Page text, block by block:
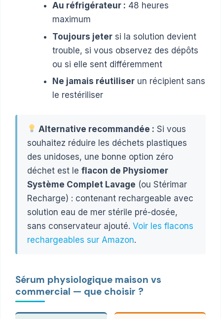
Au réfrigérateur : 48 heures
maximum
Toujours jeter si la solution devient
trouble, si vous observez des dépôts
ou si elle sent différemment
Ne jamais réutiliser un récipient sans
le restériliser
Alternative recommandée : Si vous
souhaitez réduire les déchets plastiques
des unidoses, une bonne option zéro
déchet est le flacon de Physiomer
Système Complet Lavage (ou Stérimar
Recharge) : contenant rechargeable avec
solution eau de mer stérile pré-dosée,
sans conservateur ajouté. Voir les flacons
rechargeables sur Amazon.
Sérum physiologique maison vs
commercial — que choisir ?